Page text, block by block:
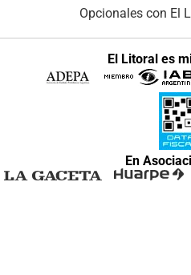
Opcionales con El
El Litoral es
En